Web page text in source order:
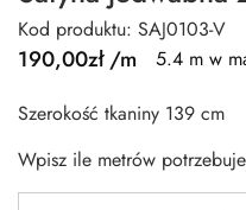
Kod produktu: SAJ0103-V
190,00zł/m
5.4 m w
Szerokość tkaniny 139 cm
Wpisz ile metrów